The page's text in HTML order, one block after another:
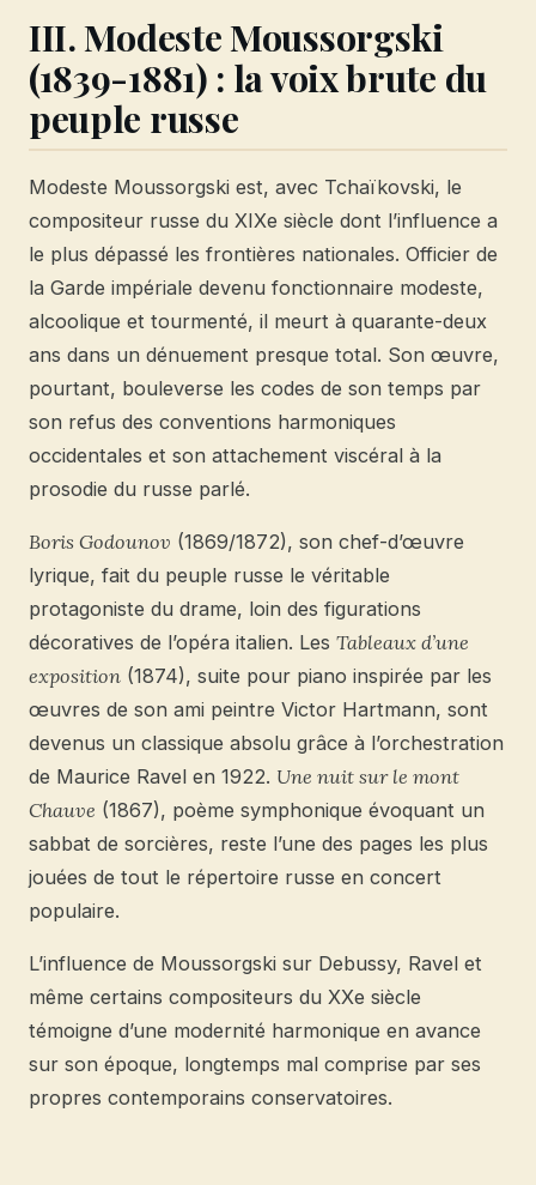
III. Modeste Moussorgski
(1839-1881) : la voix brute du
peuple russe
Modeste Moussorgski est, avec Tchaïkovski, le
compositeur russe du XIXe siècle dont l’influence a
le plus dépassé les frontières nationales. Officier de
la Garde impériale devenu fonctionnaire modeste,
alcoolique et tourmenté, il meurt à quarante-deux
ans dans un dénuement presque total. Son œuvre,
pourtant, bouleverse les codes de son temps par
son refus des conventions harmoniques
occidentales et son attachement viscéral à la
prosodie du russe parlé.
Boris Godounov (1869/1872), son chef-d’œuvre
lyrique, fait du peuple russe le véritable
protagoniste du drame, loin des figurations
décoratives de l’opéra italien. Les Tableaux d’une
exposition (1874), suite pour piano inspirée par les
œuvres de son ami peintre Victor Hartmann, sont
devenus un classique absolu grâce à l’orchestration
de Maurice Ravel en 1922. Une nuit sur le mont
Chauve (1867), poème symphonique évoquant un
sabbat de sorcières, reste l’une des pages les plus
jouées de tout le répertoire russe en concert
populaire.
L’influence de Moussorgski sur Debussy, Ravel et
même certains compositeurs du XXe siècle
témoigne d’une modernité harmonique en avance
sur son époque, longtemps mal comprise par ses
propres contemporains conservatoires.